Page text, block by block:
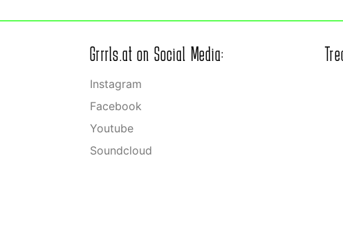
Grrrls.at on Social Media:
Instagram
Facebook
Youtube
Soundcloud